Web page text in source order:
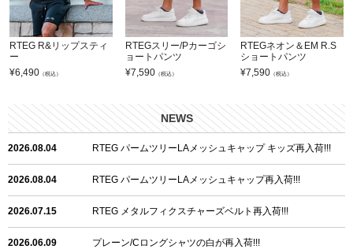
RTEG R&リップスティ
ー
¥6,490 （税込）
RTEGスリー/Pカーゴシ
ョートパンツ
¥7,590（税込）
RTEGネオン＆EM R.S
ショートパンツ
¥7,590 （税込）
NEWS
2026.08.04 RTEG パームツリーLAメッシュキャップ キッズ再入荷!!!
2026.08.04 RTEG パームツリーLAメッシュキャップ再入荷!!!
2026.07.15 RTEG メタルフィクスチャーズベルト再入荷!!!
2026.06.09 プレーン/Cロングシャツの白が再入荷!!!